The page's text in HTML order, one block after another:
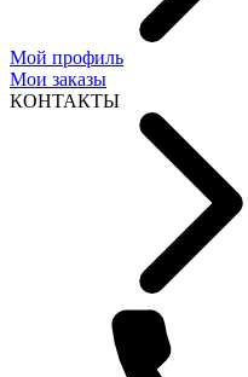
Мой профиль
Мои заказы
КОНТАКТЫ